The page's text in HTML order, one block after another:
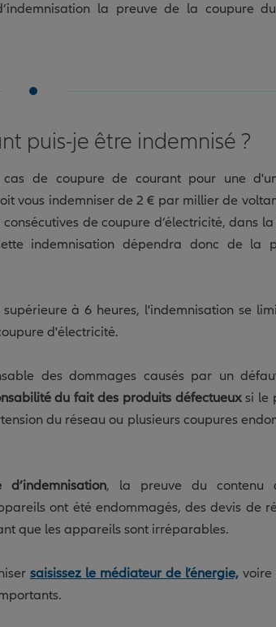
la preuve de la coupure
puis-je être indemnisé ?
de coupure de courant pour une
vous indemniser de 2 € par millier de
de coupure d’électricité, dans
indemnisation dépendra donc de la
à 6 heures, l'indemnisation se
d'électricité.
des dommages causés par un
du fait des produits défectueuxsi le
du réseau ou plusieurs coupures
, la preuve du contenu
ont été endommagés, des devis de
que les appareils sont irréparables.
saisissez le médiateur de l’énergie, voire